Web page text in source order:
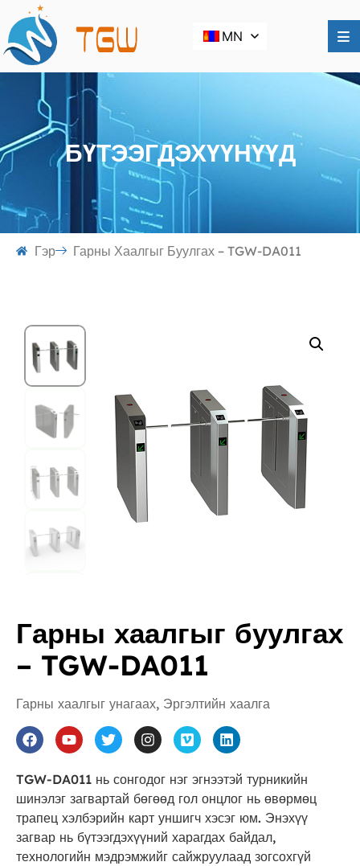
MN
БҮТЭЭГДЭХҮҮНҮҮД
Гэр Гарны Хаалгыг Буулгах – TGW-DA011
Гарны хаалгыг буулгах
– TGW-DA011
Гарны хаалгыг унагаах, Эргэлтийн хаалга
TGW-DA011 нь сонгодог нэг эгнээтэй турникийн
шинэлэг загвартай бөгөөд гол онцлог нь өвөрмөц
трапец хэлбэрийн карт уншигч хэсэг юм. Энэхүү
загвар нь бүтээгдэхүүний харагдах байдал,
технологийн мэдрэмжийг сайжруулаад зогсохгүй